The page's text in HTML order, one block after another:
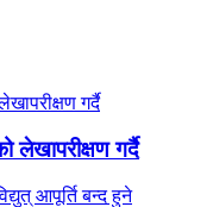
लेखापरीक्षण गर्दै